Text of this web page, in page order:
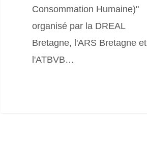
Consommation Humaine)"
organisé par la DREAL
Bretagne, l'ARS Bretagne et
l'ATBVB…